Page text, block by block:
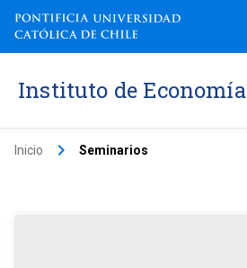
Instituto de Economía
Inicio keyboard_arrow_right Seminarios